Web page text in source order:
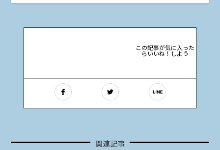
この記事が気に入った
らいいね！しよう
関連記事